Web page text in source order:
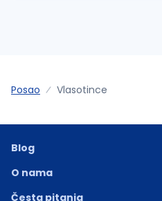
Posao Vlasotince
Blog
O nama
Česta pitanja